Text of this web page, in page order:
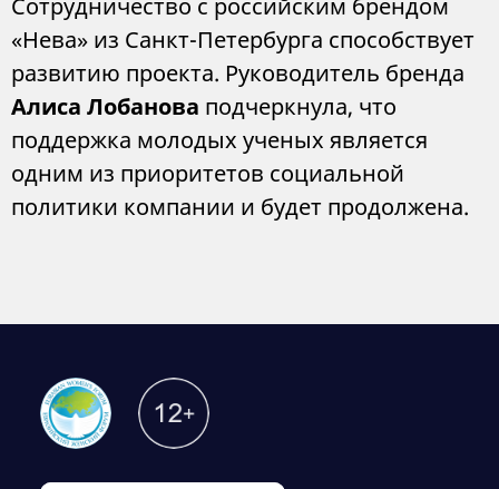
Сотрудничество с российским брендом
«Нева» из Санкт-Петербурга способствует
развитию проекта. Руководитель бренда
Алиса Лобанова подчеркнула, что
поддержка молодых ученых является
одним из приоритетов социальной
политики компании и будет продолжена.